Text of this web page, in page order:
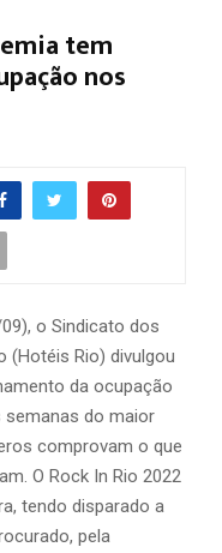
tem
nos
o Sindicato dos
(Hotéis Rio) divulgou
da ocupação
semanas do maior
comprovam o que
O Rock In Rio 2022
tendo disparado a
pela